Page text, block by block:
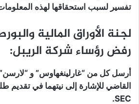
تفسير لسبب استحقاقها لهذه
لجنة الأوراق المالية
رفض رؤساء شركة الريبل:
أرسل كل من “غارلينغهاوس” و
القاضي للإشارة إلى نيتهما في
SEC.